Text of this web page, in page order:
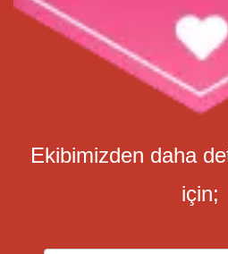
​Ekibimizden daha
için;